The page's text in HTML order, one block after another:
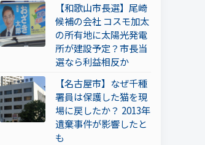
【和歌山市長選】尾崎
候補の会社 コスモ加太
の所有地に太陽光発電
所が建設予定？市長当
選なら利益相反か
【名古屋市】なぜ千種
署員は保護した猫を現
場に戻したか？ 2013年
遺棄事件が影響したと
も